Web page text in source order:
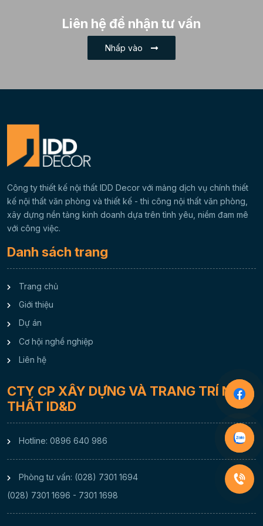
Ngành Truyền Thông và
Thiết Kế Nội Thất Văn Phòng
Liên hệ để nhận tư vấn
Nhấp vào
Công ty thiết kế nội thất IDD Decor với mảng dịch vụ chính thiết
kế nội thất văn phòng và thiết kế - thi công nội thất văn phòng,
xây dựng nền tảng kinh doanh dựa trên tình yêu, niềm đam mê
với công việc.
Danh sách trang
Trang chủ
Giới thiệu
Dự án
Cơ hội nghề nghiệp
Liên hệ
CTY CP XÂY DỰNG VÀ TRANG TRÍ NỘI
THẤT ID&D
Hotline: 0896 640 986
Phòng tư vấn: (028) 7301 1694
(028) 7301 1696 - 7301 1698